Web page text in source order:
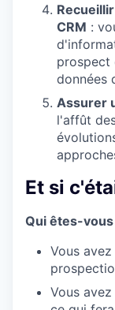
CRM :
prospect
données
Assurer
l'affût
Et si
Qui êtes-vous
Vous
Vous avez